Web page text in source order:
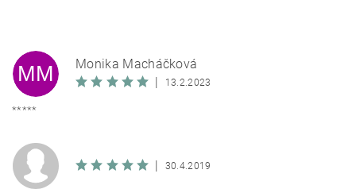
MM
Monika Macháčková
|
13.2.2023
*****
| 30.4.2019